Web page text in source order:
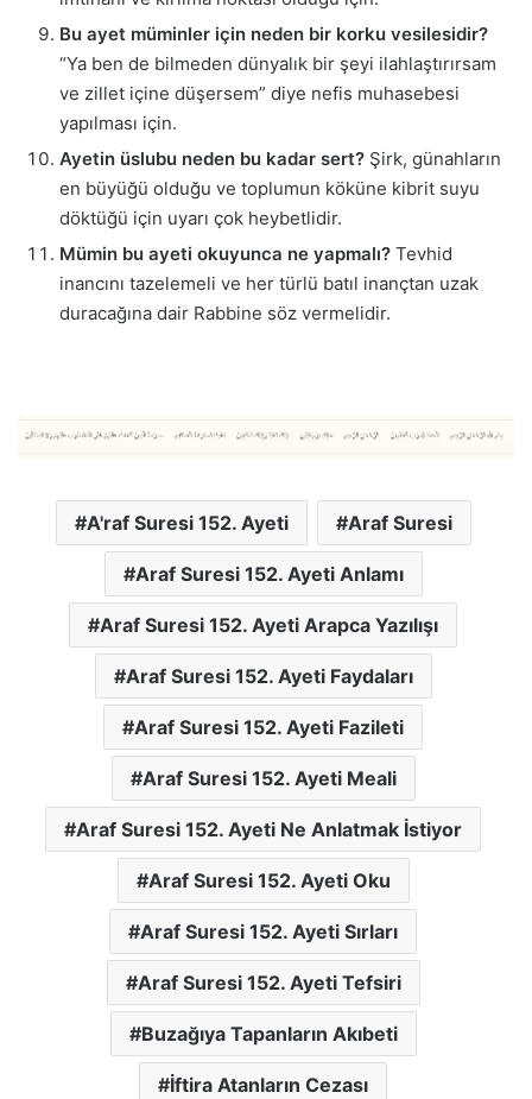
Bu ayet müminler için neden bir korku vesilesidir?
“Ya ben de bilmeden dünyalık bir şeyi ilahlaştırırsam
ve zillet içine düşersem” diye nefis muhasebesi
yapılması için.
Ayetin üslubu neden bu kadar sert? Şirk, günahların
en büyüğü olduğu ve toplumun köküne kibrit suyu
döktüğü için uyarı çok heybetlidir.
Mümin bu ayeti okuyunca ne yapmalı? Tevhid
inancını tazelemeli ve her türlü batıl inançtan uzak
duracağına dair Rabbine söz vermelidir.
A'raf Suresi 152. Ayeti Araf Suresi
Araf Suresi 152. Ayeti Anlamı
Araf Suresi 152. Ayeti Arapca Yazılışı
Araf Suresi 152. Ayeti Faydaları
Araf Suresi 152. Ayeti Fazileti
Araf Suresi 152. Ayeti Meali
Araf Suresi 152. Ayeti Ne Anlatmak İstiyor
Araf Suresi 152. Ayeti Oku
Araf Suresi 152. Ayeti Sırları
Araf Suresi 152. Ayeti Tefsiri
Buzağıya Tapanların Akıbeti
İftira Atanların Cezası